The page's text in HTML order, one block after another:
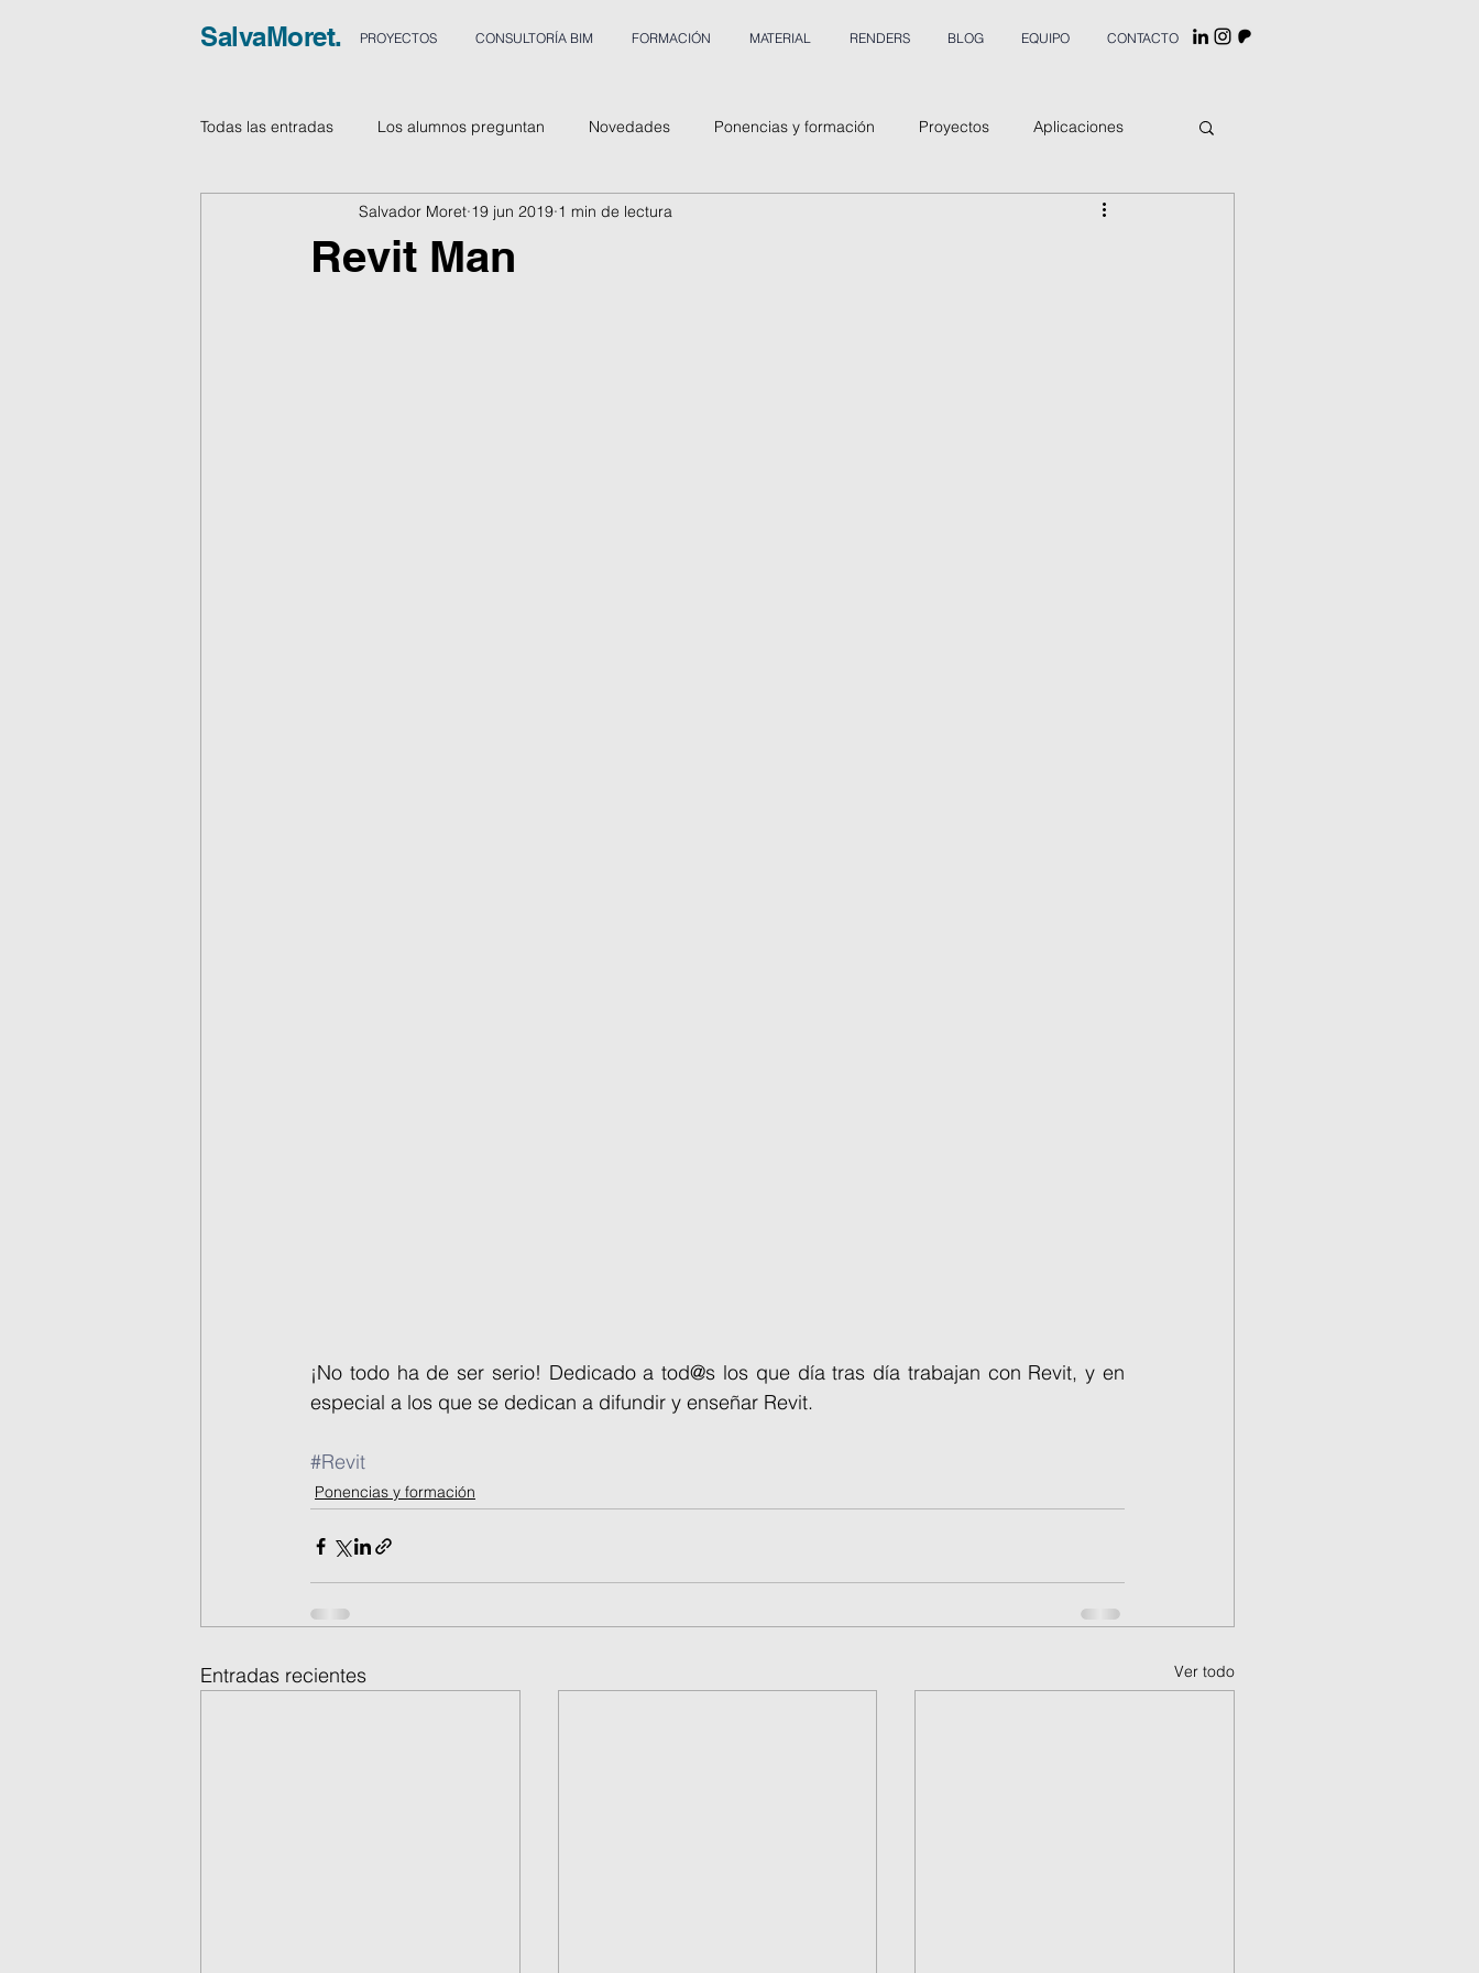
SalvaMoret. PROYECTOS CONSULTORÍA BIM FORMACIÓN MATERIAL RENDERS BLOG EQUIPO CONTACTO
Todas las entradas Los alumnos preguntan Novedades Ponencias y formación Proyectos Aplicaciones
Revit Man
Salvador Moret 19 jun 2019 1 min de lectura
¡No todo ha de ser serio! Dedicado a tod@s los que día tras día trabajan con Revit, y en
especial a los que se dedican a difundir y enseñar Revit.
#Revit
Ponencias y formación
Entradas recientes Ver todo